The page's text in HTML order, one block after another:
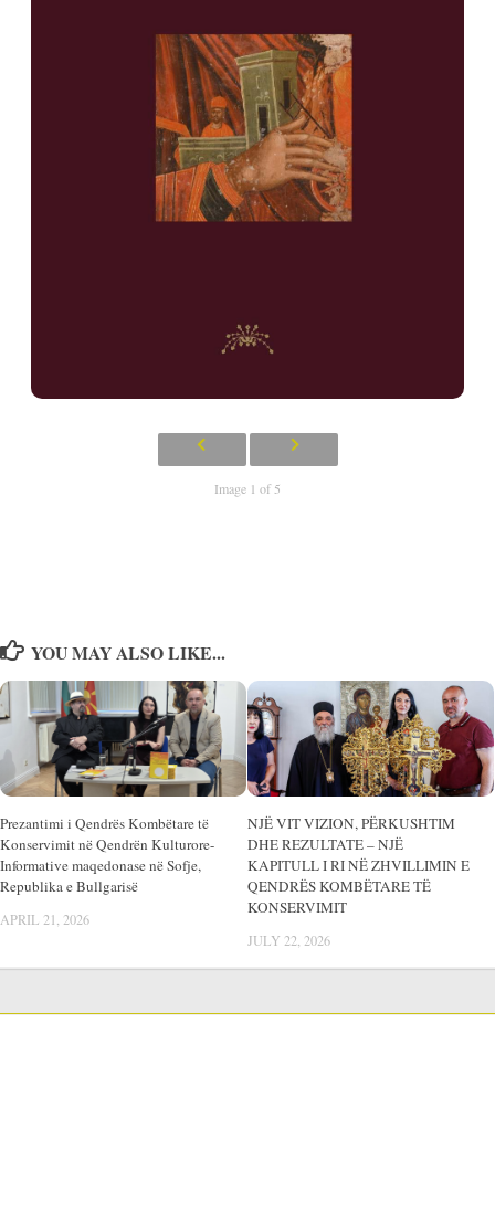
Image 1 of 5
YOU MAY ALSO LIKE...
Prezantimi i Qendrës Kombëtare të
Konservimit në Qendrën Kulturore-
Informative maqedonase në Sofje,
Republika e Bullgarisë
APRIL 21, 2026
NJË VIT VIZION, PËRKUSHTIM
DHE REZULTATE – NJË
KAPITULL I RI NË ZHVILLIMIN E
QENDRËS KOMBËTARE TË
KONSERVIMIT
JULY 22, 2026